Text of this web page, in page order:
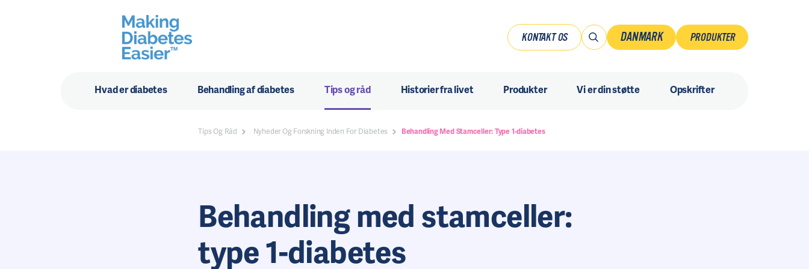
KONTAKT OS DANMARK
Norsk
PRODUKTER
Hvad er diabetes Behandling af diabetes Tips og råd Historier fra livet Produkter Vi er din støtte Opskrifter
Tips Og Råd Nyheder Og Forskning Inden For Diabetes Behandling Med Stamceller: Type 1-diabetes
Behandling med stamceller:
type 1-diabetes